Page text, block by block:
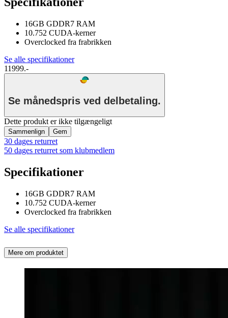
16GB GDDR7 RAM
10.752 CUDA-kerner
Overclocked fra frabrikken
Se alle specifikationer
11999.-
Se månedspris ved delbetaling.
Dette produkt er ikke tilgængeligt
Sammenlign Gem
30 dages returret
50 dages returret som klubmedlem
Specifikationer
16GB GDDR7 RAM
10.752 CUDA-kerner
Overclocked fra frabrikken
Se alle specifikationer
Mere om produktet